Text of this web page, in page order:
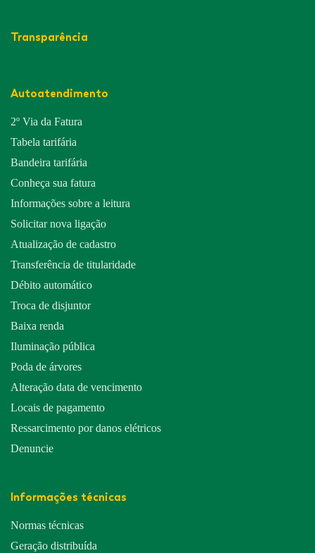
Transparência
Autoatendimento
2º Via da Fatura
Tabela tarifária
Bandeira tarifária
Conheça sua fatura
Informações sobre a leitura
Solicitar nova ligação
Atualização de cadastro
Transferência de titularidade
Débito automático
Troca de disjuntor
Baixa renda
Iluminação pública
Poda de árvores
Alteração data de vencimento
Locais de pagamento
Ressarcimento por danos elétricos
Denuncie
Informações técnicas
Normas técnicas
Geração distribuída